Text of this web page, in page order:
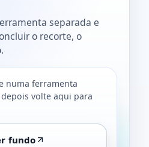
separada e
o recorte, o
numa ferramenta
volte aqui para
fundo